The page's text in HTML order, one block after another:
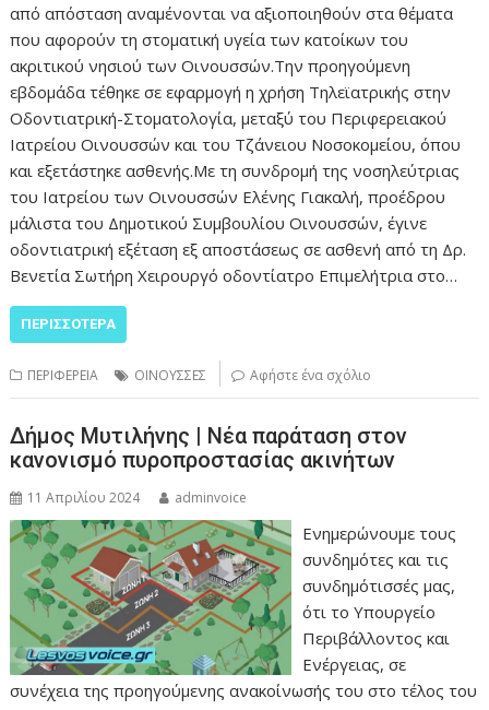
από απόσταση αναμένονται να αξιοποιηθούν στα θέματα
που αφορούν τη στοματική υγεία των κατοίκων του
ακριτικού νησιού των Οινουσσών.Την προηγούμενη
εβδομάδα τέθηκε σε εφαρμογή η χρήση Τηλεϊατρικής στην
Οδοντιατρική-Στοματολογία, μεταξύ του Περιφερειακού
Ιατρείου Οινουσσών και του Τζάνειου Νοσοκομείου, όπου
και εξετάστηκε ασθενής.Με τη συνδρομή της νοσηλεύτριας
του Ιατρείου των Οινουσσών Ελένης Γιακαλή, προέδρου
μάλιστα του Δημοτικού Συμβουλίου Οινουσσών, έγινε
οδοντιατρική εξέταση εξ αποστάσεως σε ασθενή από τη Δρ.
Βενετία Σωτήρη Χειρουργό οδοντίατρο Επιμελήτρια στο…
ΠΕΡΙΣΣΌΤΕΡΑ
ΠΕΡΙΦΕΡΕΙΑ ΟΙΝΟΥΣΣΕΣ Αφήστε ένα σχόλιο
Δήμος Μυτιλήνης | Νέα παράταση στον
κανονισμό πυροπροστασίας ακινήτων
11 Απριλίου 2024 adminvoice
Ενημερώνουμε τους
συνδημότες και τις
συνδημότισσές μας,
ότι το Υπουργείο
Περιβάλλοντος και
Ενέργειας, σε
συνέχεια της προηγούμενης ανακοίνωσής του στο τέλος του